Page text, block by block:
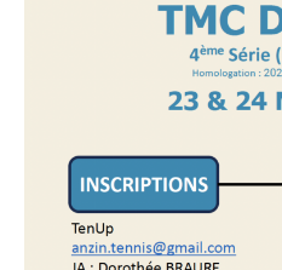
Animations
diverses